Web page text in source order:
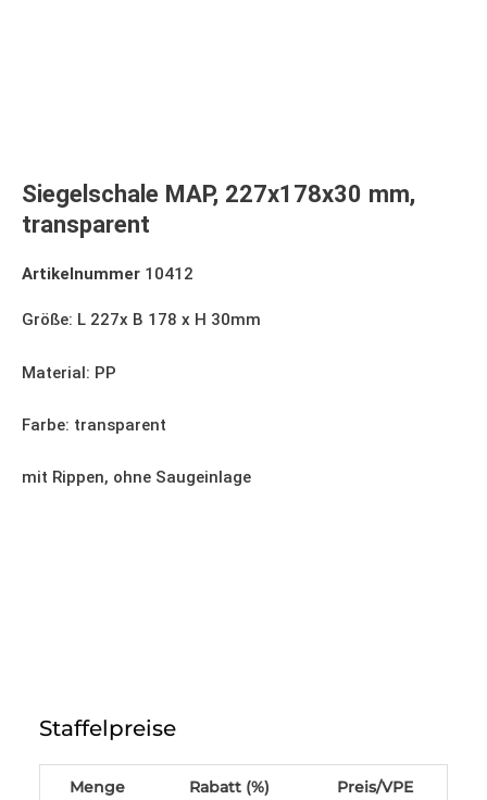
Siegelschale MAP, 227x178x30 mm,
transparent
Artikelnummer 10412
Größe: L 227x B 178 x H 30mm
Material: PP
Farbe: transparent
mit Rippen, ohne Saugeinlage
Staffelpreise
Menge Rabatt (%) Preis/VPE
227x178x30
transparent